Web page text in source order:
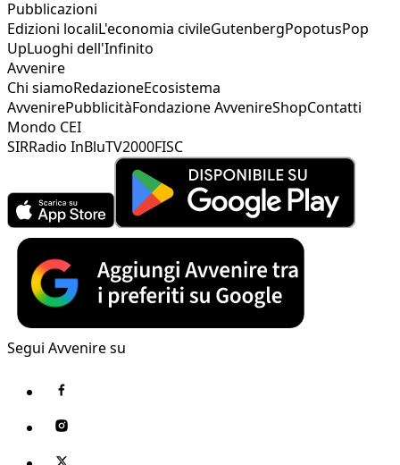
Pubblicazioni
Edizioni localiL'economia civileGutenbergPopotusPop
UpLuoghi dell'Infinito
Avvenire
Chi siamoRedazioneEcosistema
AvvenirePubblicitàFondazione AvvenireShopContatti
Mondo CEI
SIRRadio InBluTV2000FISC
Segui Avvenire su